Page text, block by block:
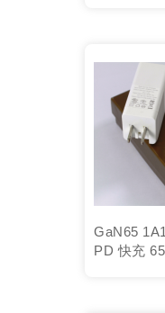
GaN65
PD 快充